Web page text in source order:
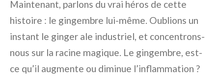
Maintenant, parlons du vrai héros de cette
histoire : le gingembre lui-même. Oublions un
instant le ginger ale industriel, et concentrons-
nous sur la racine magique. Le gingembre, est-
ce qu’il augmente ou diminue l’inflammation ?